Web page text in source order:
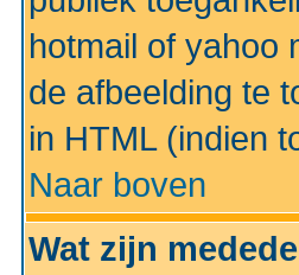
hotmail of yahoo
de afbeelding te
in HTML (indien
Naar boven
Wat zijn